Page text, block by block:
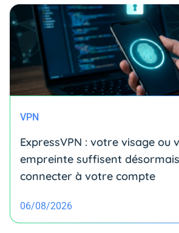
VPN
ExpressVPN : votre visage ou
empreinte suffisent
connecter à votre compte
06/08/2026